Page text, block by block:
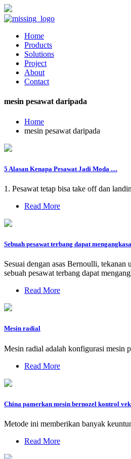
Home
Products
Solutions
Project
About
Contact
mesin pesawat daripada
Home
mesin pesawat daripada
5 Alasan Kenapa Pesawat Jadi Moda …
1. Pesawat tetap bisa take off dan
Read More
Sebuah pesawat terbang dapat
Sesuai dengan asas Bernoulli,
sebuah pesawat terbang dapat
Read More
Mesin radial
Mesin radial adalah konfigurasi mesin
Read More
China pamerkan mesin bernozel kontrol
Metode ini memberikan banyak
Read More